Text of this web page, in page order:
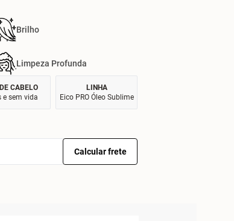
Brilho
Limpeza Profunda
CABELO
e sem vida
LINHA
Eico PRO Óleo Sublime
Calcular frete